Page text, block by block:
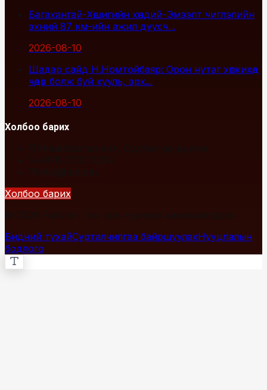
Багахангай-Хөшигийн хөндий-Эмээлт чиглэлийн
эхний 87 км-ийн ажил дуусч...
2026-08-10
Шадар сайд Н.Номтойбаяр: Орон нутаг хөгжихөд
чөдөр болж буй хууль, эрх...
2026-08-10
Холбоо барих
Холбоо барих
Бидний тухайСурталчилгаа байршуулахНууцлалын
бодлого